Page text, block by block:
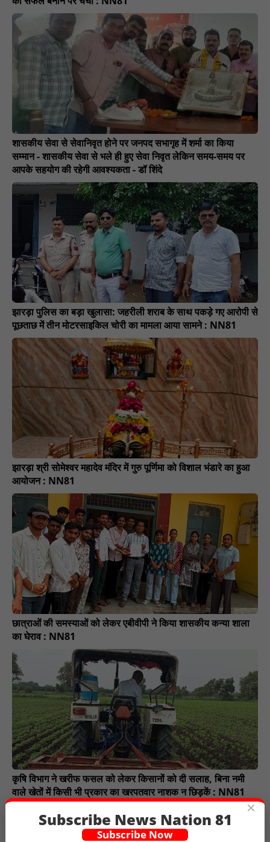
शासकीय सेवा से सेवानिवृत होने पर जनपद सभागृह में शर्मा का किया
सम्मान - शासकीय सेवा से भले ही हुए सेवा निवृत लेकिन समय-समय पर
आपके सहयोग की रहेगी आवश्यकता - डॉ शिंदे
झारड़ा पुलिस का बड़ा खुलासा: जहरीली शराब के साथ पकड़े गए आरोपी से
पूछताछ में तीन मोटरसाइकिल चोरी का मामला आया सामने : NN81
झारड़ा श्री सोमेश्वर महादेव मंदिर में गुरु पूर्णिमा को विशाल भंडारे का हुआ
आयोजन : NN81
छात्राओं की समस्याओं को लेकर एबीवीपी ने किया शासकीय कन्या शाला
का घेराव : NN81
कृषि विभाग ने खरीफ फसल को लेकर किसानों को दी सलाह, बिना नमी
वाले खेतों में किसी भी प्रकार का खरपतवार नाशक न छिड़कें : NN81
×
Subscribe News Nation 81
Subscribe Now